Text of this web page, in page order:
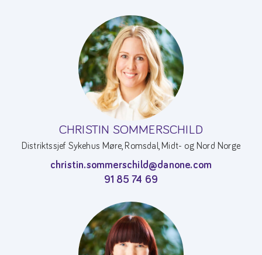
CHRISTIN SOMMERSCHILD
Distriktssjef Sykehus Møre, Romsdal, Midt- og Nord Norge
christin.sommerschild@danone.com
91 85 74 69